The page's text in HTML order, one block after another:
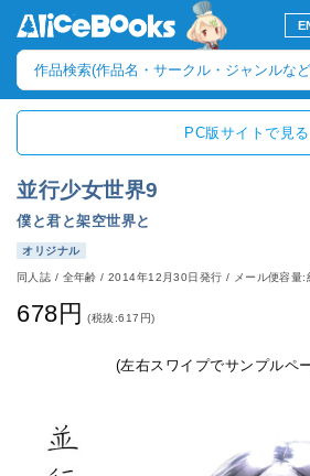
PC版サイトで見る
並行少女世界9
僕と君と架空世界と
オリジナル
同人誌 / 全年齢/2014年12月30日発行 / メール便容量:
678円 (税抜:617円)
(左右スワイプでサンプルペ